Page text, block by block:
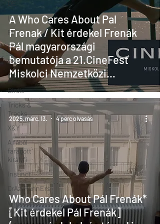
IT
FI
RO
SK
Csajok
Birdie
Tricks &
Tracks
X&Y
A fából
faragott
királyfi
Instinct
CrAzyRunnErs
Who Cares
About Pál
Frenák
A Who Cares About Pal
Frenak / Kit érdekel Frenák
Pál magyarországi
bemutatója a 21.CineFest
Miskolci Nemzetközi
Filmfesztiválon lesz
Who Cares About Pál Frenák*
[Kit érdekel Pál Frenák]
2025. márc. 13. 4 perc olvasás